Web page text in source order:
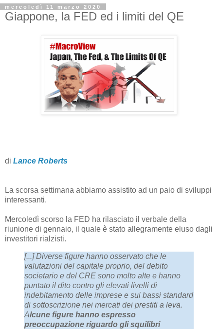
mercoledì 11 marzo 2020
Giappone, la FED ed i limiti del QE
di Lance Roberts
La scorsa settimana abbiamo assistito ad un paio di sviluppi
interessanti.
Mercoledì scorso la FED ha rilasciato il verbale della
riunione di gennaio, il quale è stato allegramente eluso dagli
investitori rialzisti.
[...] Diverse figure hanno osservato che le
valutazioni del capitale proprio, del debito
societario e del CRE sono molto alte e hanno
puntato il dito contro gli elevati livelli di
indebitamento delle imprese e sui bassi standard
di sottoscrizione nei mercati dei prestiti a leva.
Alcune figure hanno espresso
preoccupazione riguardo gli squilibri